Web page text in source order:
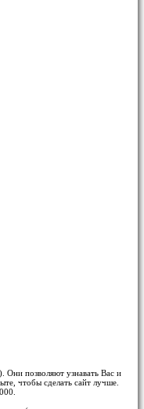
Они позволяют узнавать Вас и
чтобы сделать сайт лучше.